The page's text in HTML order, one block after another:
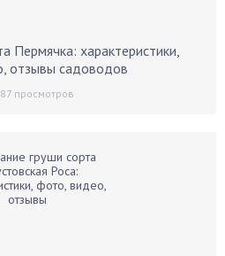
Пермячка: характеристики,
отзывы садоводов
просмотров